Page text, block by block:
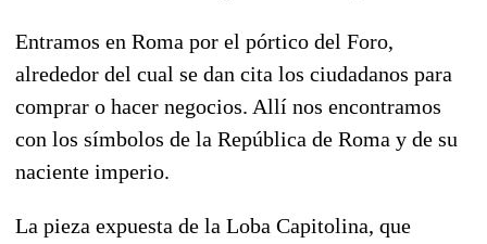
Entramos en Roma por el pórtico del Foro,
alrededor del cual se dan cita los ciudadanos para
comprar o hacer negocios. Allí nos encontramos
con los símbolos de la República de Roma y de su
naciente imperio.
La pieza expuesta de la Loba Capitolina, que